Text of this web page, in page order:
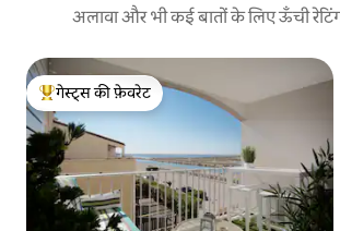
अलावा और भी कई बातों के लिए ऊँची
गेस्ट्स का टॉप फ़ेवरेट
गेस्ट्स की फ़ेवरेट